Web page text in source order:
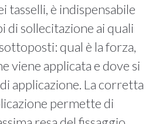
tasselli, è indispensabile
di sollecitazione ai quali
qual è la forza,
viene applicata e dove si
applicazione. La corretta
permette di